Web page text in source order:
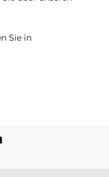
Sie in